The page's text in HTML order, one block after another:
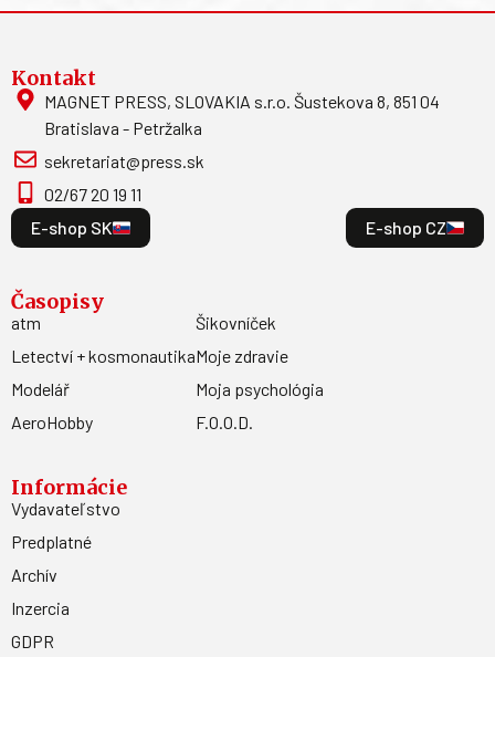
Kontakt
MAGNET PRESS, SLOVAKIA s.r.o. Šustekova 8, 851 04
Bratislava - Petržalka
sekretariat@press.sk
02/67 20 19 11
E-shop SK
E-shop CZ
Časopisy
atm
Letectví + kosmonautika
Modelář
AeroHobby
Šikovníček
Moje zdravie
Moja psychológia
F.O.O.D.
Informácie
Vydavateľstvo
Predplatné
Archív
Inzercia
GDPR